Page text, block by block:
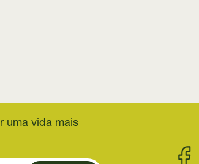
uma vida mais